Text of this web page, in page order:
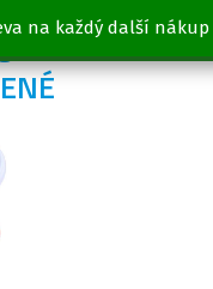
na každý další nákup
-